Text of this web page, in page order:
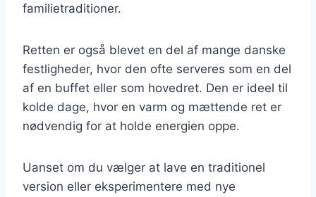
familietraditioner.
Retten er også blevet en del af mange danske
festligheder, hvor den ofte serveres som en del
af en buffet eller som hovedret. Den er ideel til
kolde dage, hvor en varm og mættende ret er
nødvendig for at holde energien oppe.
Uanset om du vælger at lave en traditionel
version eller eksperimentere med nye